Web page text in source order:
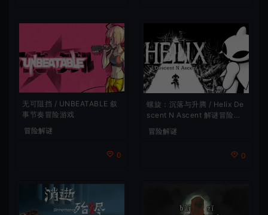
无可阻挡 / UNBEATABLE 叙
事节奏冒险游戏
冒险解谜
0
螺旋：沉落与升腾 / Helix De
scent N Ascent 解谜冒险游
冒险解谜
0